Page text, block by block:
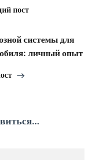
пост
системы для
личный опыт